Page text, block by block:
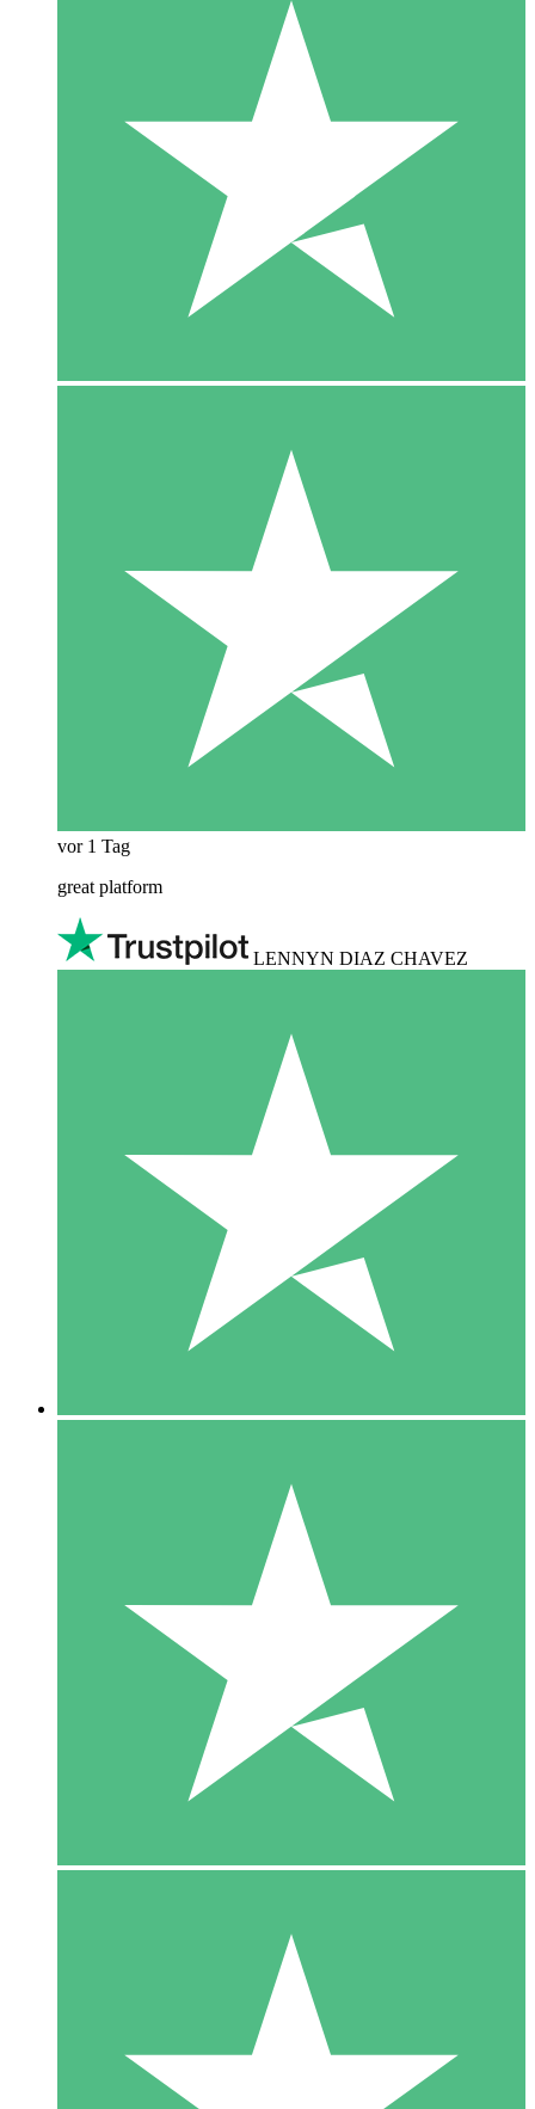
vor 1 Tag
great platform
LENNYN DIAZ CHAVEZ